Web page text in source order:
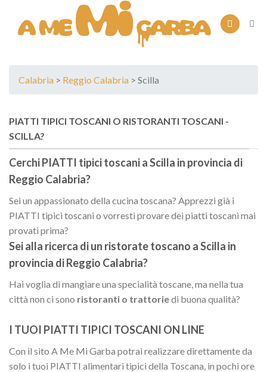
content
Calabria > Reggio Calabria > Scilla
PIATTI TIPICI TOSCANI O RISTORANTI TOSCANI -
SCILLA?
Cerchi PIATTI tipici toscani aScilla in provincia di
Reggio Calabria?
Sei un appassionato della cucina toscana? Apprezzi già i
PIATTI tipici toscani o vorresti provare dei piatti toscani mai
provati prima?
Sei alla ricerca di un ristorate toscano aScilla in
provincia diReggio Calabria?
Hai voglia di mangiare una specialità toscane, ma nella tua
città non ci sono ristoranti o trattoriedi buona qualità?
I TUOI PIATTI TIPICI TOSCANI ON LINE
Con il sito A Me Mi Garba potrai realizzare direttamente da
solo i tuoi PIATTI alimentari tipici della Toscana, in pochi ore